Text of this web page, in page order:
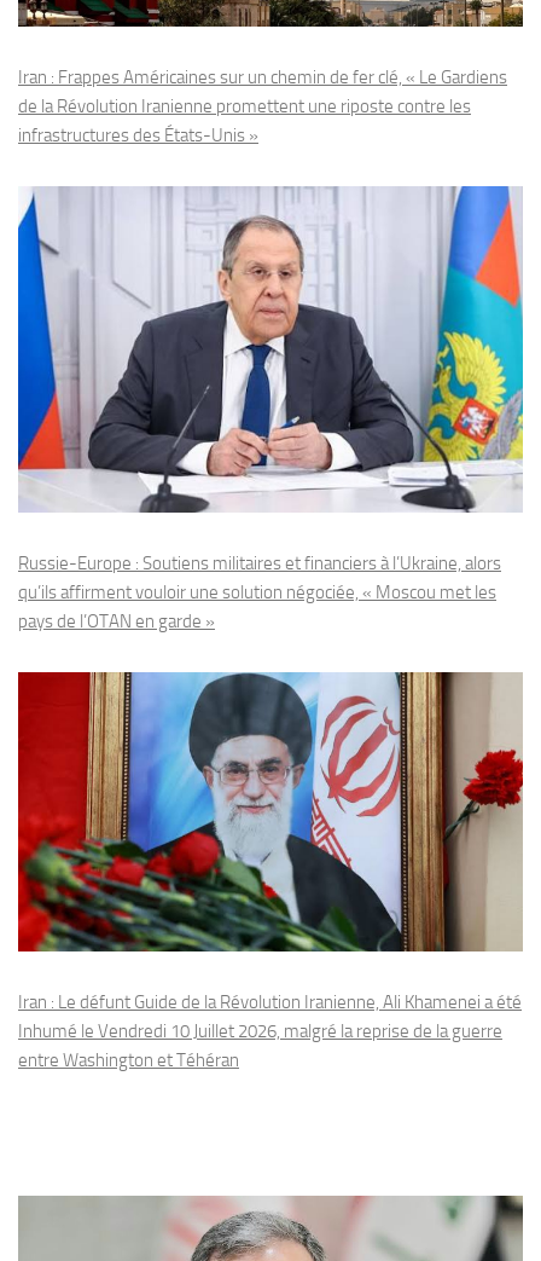
Iran : Frappes Américaines sur un chemin de fer clé, « Le Gardiens
de la Révolution Iranienne promettent une riposte contre les
infrastructures des États-Unis »
Russie-Europe : Soutiens militaires et financiers à l’Ukraine, alors
qu’ils affirment vouloir une solution négociée, « Moscou met les
pays de l’OTAN en garde »
Iran : Le défunt Guide de la Révolution Iranienne, Ali Khamenei a été
Inhumé le Vendredi 10 Juillet 2026, malgré la reprise de la guerre
entre Washington et Téhéran